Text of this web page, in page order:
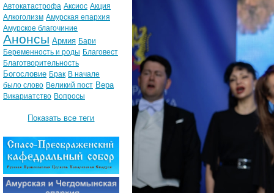
Автокатастрофа Аксиос Акция
Алкоголизм Амурская епархия
Амурское благочиние
Анонсы Армия Бари
Беременность и роды Благовест
Благотворительность
Богословие Брак В начале
было слово Великий пост Вера
Викариатство Вопросы
Показать все теги